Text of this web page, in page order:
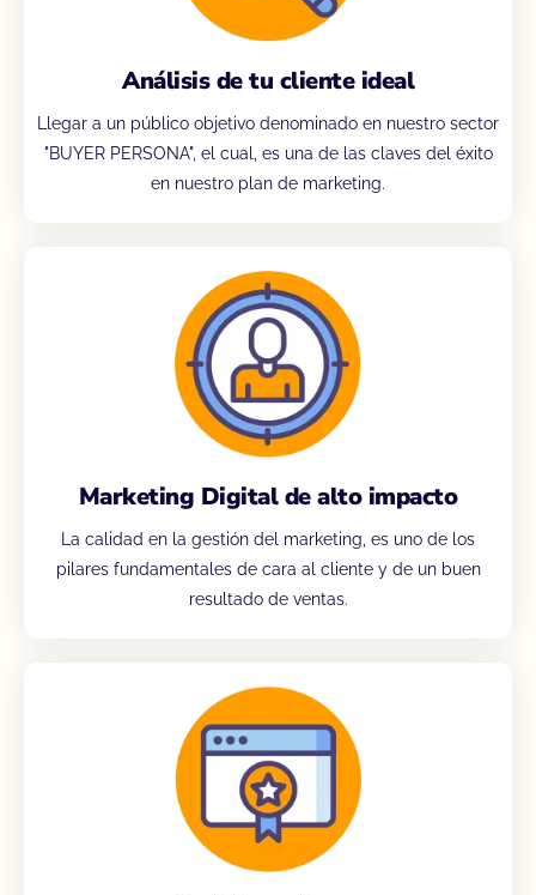
Análisis de tu cliente ideal
Llegar a un público objetivo denominado en nuestro sector
"BUYER PERSONA", el cual, es una de las claves del éxito
en nuestro plan de marketing.
Marketing Digital de alto impacto
La calidad en la gestión del marketing, es uno de los
pilares fundamentales de cara al cliente y de un buen
resultado de ventas.